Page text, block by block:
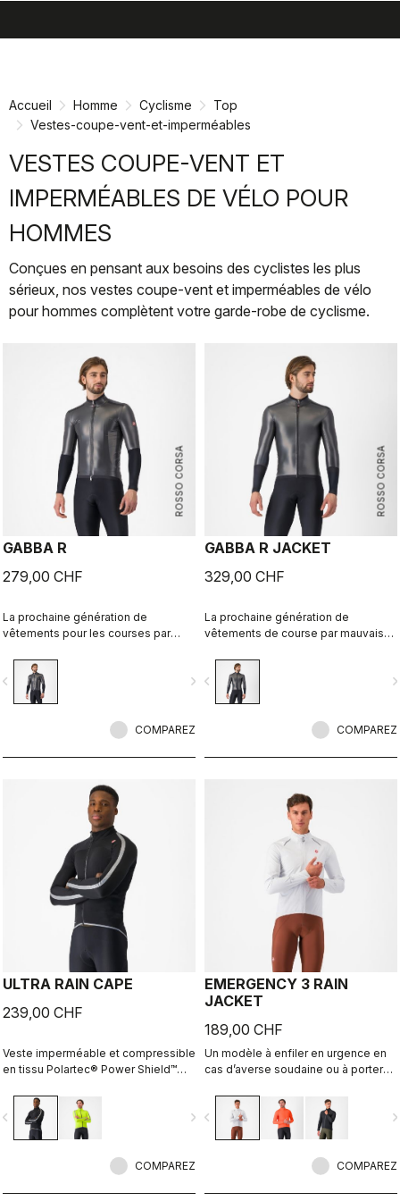
directement
navigation
directement
Accueil Homme Cyclisme
Top
Vestes-coupe-vent-et-imperméables
VESTES COUPE-VENT ET
IMPERMÉABLES DE VÉLO POUR
HOMMES
Conçues en pensant aux besoins des cyclistes les plus
sérieux, nos vestes coupe-vent et imperméables de vélo
pour hommes complètent votre garde-robe de cyclisme.
ROSSO CORSA
GABBA R
279,00 CHF
La prochaine génération de
vêtements pour les courses par
à manches courtes Gabba R est la
plus protectrice et la plus
aérodynamique de tous les temps.
navigate_next
COMPAREZ
ROSSO CORSA
GABBA R JACKET
329,00 CHF
La prochaine génération de
vêtements de course par mauvais
manches longues Gabba R est la
plus protectrice et la plus
aérodynamique de tous les temps.
navigate_before
COMPAREZ
ULTRA RAIN CAPE
239,00 CHF
Veste imperméable et compressible
en tissu Polartec® Power Shield™
Elle est conçue pour être utilisée
avec nos vestes dotées de la
technologie Ristretto, mais se porte
maillot sans battre au vent et peut
poche.
navigate_next
COMPAREZ
EMERGENCY 3 RAIN
JACKET
189,00 CHF
Un modèle à enfiler en urgence en
cas d’averse soudaine ou à porter
Ce modèle est imperméable et
coupe-vent et moyennement
compressible. Le tissu à 3 couches
navigate_before
COMPAREZ